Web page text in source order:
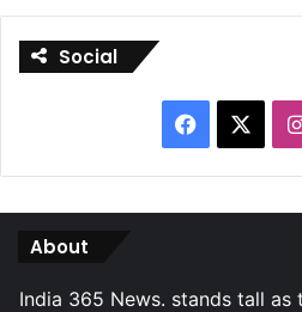
Social
Facebook
About